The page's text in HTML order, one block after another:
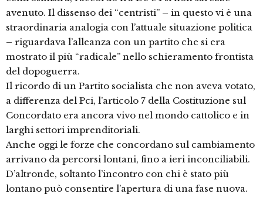
avenuto. Il dissenso dei “centristi” – in questo vi è una
straordinaria analogia con l’attuale situazione politica
– riguardava l’alleanza con un partito che si era
mostrato il più “radicale” nello schieramento frontista
del dopoguerra.
Il ricordo di un Partito socialista che non aveva votato,
a differenza del Pci, l’articolo 7 della Costituzione sul
Concordato era ancora vivo nel mondo cattolico e in
larghi settori imprenditoriali.
Anche oggi le forze che concordano sul cambiamento
arrivano da percorsi lontani, fino a ieri inconciliabili.
D’altronde, soltanto l’incontro con chi è stato più
lontano può consentire l’apertura di una fase nuova.